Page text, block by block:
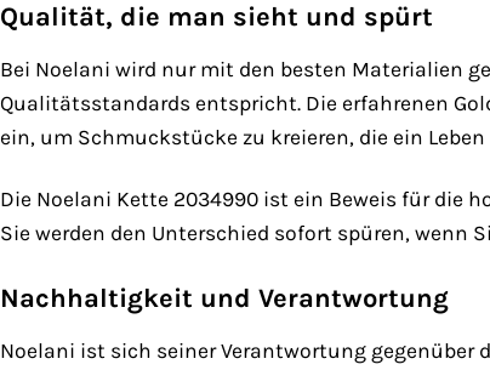
Qualität, die man sieht und spürt
Bei Noelani wird nur mit den besten Materialien
Qualitätsstandards entspricht. Die erfahrenen
ein, um Schmuckstücke zu kreieren, die ein
Die Noelani Kette 2034990 ist ein Beweis für die
Sie werden den Unterschied sofort spüren, wenn
Nachhaltigkeit und Verantwortung
Noelani ist sich seiner Verantwortung gegenüber